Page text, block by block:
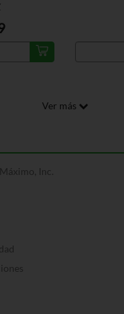
Ver más
Inc.